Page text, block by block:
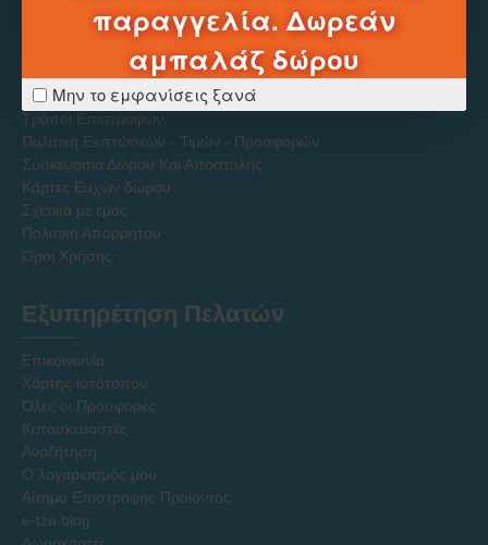
παραγγελία. Δωρεάν
αμπαλάζ δώρου
Μην το εμφανίσεις ξανά
Πληροφοριες
Τρόποι Πληρωμής
Τρόποι Αποστολών
Τρόποι Επιστροφών
Πολιτική Εκπτώσεων - Τιμών - Προσφορών
Συσκευασία Δώρου Και Αποστολής
Κάρτες Ευχών δώρου
Σχετικά με εμάς
Πολιτική Απορρήτου
Όροι Χρήσης
Εξυπηρέτηση Πελατών
Επικοινωνία
Χάρτης ιστότοπου
Όλες οι Προσφορές
Κατασκευαστές
Αναζήτηση
Ο λογαριασμός μου
Αίτημα Επιστροφής Προϊόντος
e-tza blog